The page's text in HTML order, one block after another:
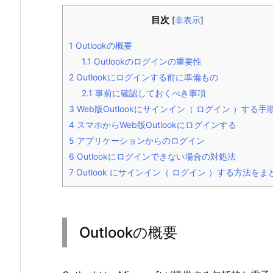
目次 [非表示]
1 Outlookの概要
1.1 Outlookのログインの重要性
2 Outlookにログインする前に準備もの
2.1 事前に確認しておくべき事項
3 Web版Outlookにサインイン（ ログイン ）する手
4 スマホからWeb版Outlookにログインする
5 アプリケーションからのログイン
6 Outlookにログインできない場合の対処法
7 Outlook にサインイン（ ログイン ）する方法をま
Outlookの概要